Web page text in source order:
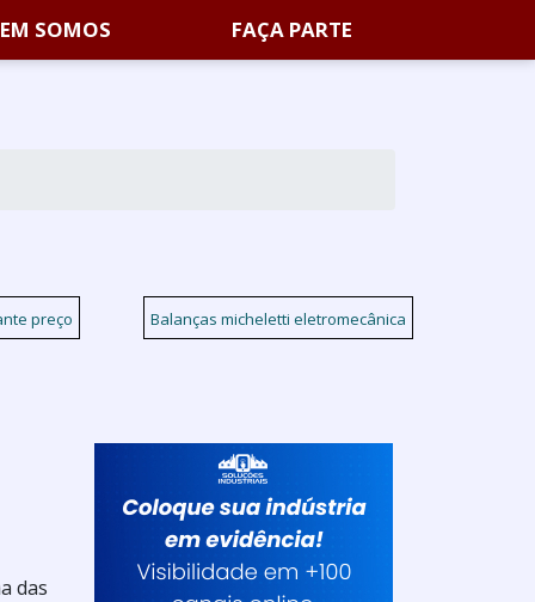
SOMOS FAÇA PARTE
preço Balanças micheletti eletromecânica
das